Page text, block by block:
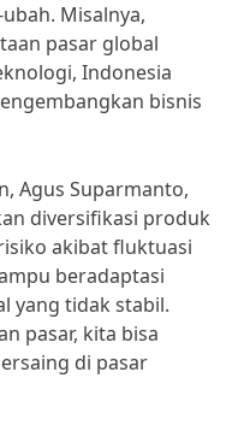
Misalnya,
pasar global
Indonesia
bisnis
Agus Suparmanto,
diversifikasi produk
akibat fluktuasi
beradaptasi
yang tidak stabil.
pasar, kita bisa
di pasar